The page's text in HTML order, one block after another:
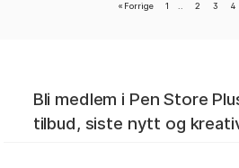
« Forrige 1 .. 2 3 4
Bli medlem i Pen Store
tilbud, siste nytt og